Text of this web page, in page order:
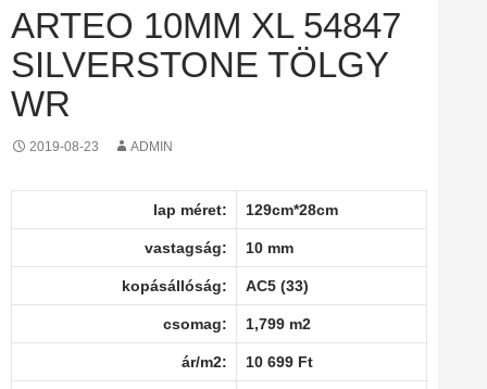
ARTEO 10MM XL 54847
SILVERSTONE TÖLGY
WR
2019-08-23 ADMIN
lap méret: 129cm*28cm
vastagság: 10 mm
kopásállóság: AC5 (33)
csomag: 1,799 m2
ár/m2: 10 699 Ft